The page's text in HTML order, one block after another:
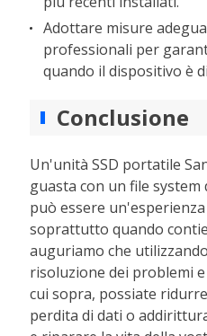
Adottare misure
professionali per
quando il dispositivo è
Conclusione
Un'unità SSD portatile
guasta con un file
può essere
soprattutto quando
auguriamo che
risoluzione dei problemi
cui sopra, possiate
perdita di dati o